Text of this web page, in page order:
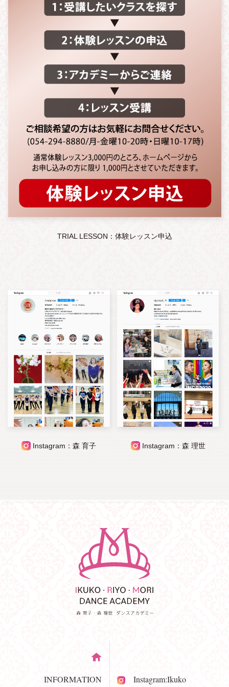
TRIAL LESSON：体験レッスン申込
Instagram：森 育子 Instagram：森 理世
INFORMATION Instagram:Ikuko